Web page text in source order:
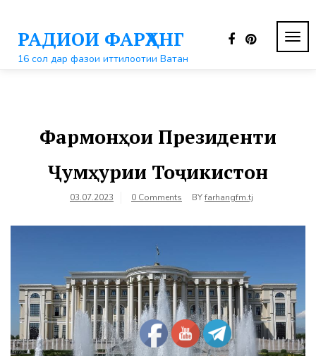
контентуРАДИОИ ФАРҲАНГ
16 сол дар фазои иттилоотии Ватан
Фармонҳои Президенти
Ҷумҳурии Тоҷикистон
03.07.2023 0 Comments BYfarhangfm.tj